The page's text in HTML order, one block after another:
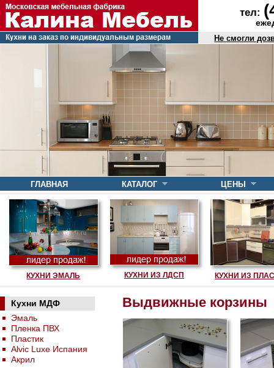
тел:
Не смогли
ГЛАВНАЯ КАТАЛОГ ЦЕНЫ
КУХНИ ЭМАЛЬ КУХНИ ИЗ ЛДСП КУХНИ ИЗ
Кухни МДФ
Эмаль
Пленка ПВХ
Пластик
Alvic Luxe Испания
Акрил
Выдвижные корзины